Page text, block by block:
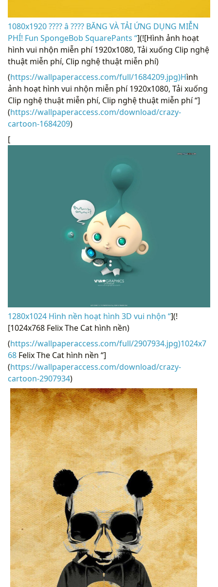
1080x1920 ???? â ???? BĂNG VÀ TẢI ỨNG DỤNG MIỄN
PHÍ! Fun SpongeBob SquarePants “](![Hình ảnh hoạt
hình vui nhộn miễn phí 1920x1080, Tải xuống Clip nghệ
thuật miễn phí, Clip nghệ thuật miễn phí)
(https://wallpaperaccess.com/full/1684209.jpg)Hình
ảnh hoạt hình vui nhộn miễn phí 1920x1080, Tải xuống
Clip nghệ thuật miễn phí, Clip nghệ thuật miễn phí “]
(https://wallpaperaccess.com/download/crazy-
cartoon-1684209)
[
1280x1024 Hình nền hoạt hình 3D vui nhộn “](!
[1024x768 Felix The Cat hình nền)
(https://wallpaperaccess.com/full/2907934.jpg)1024x7
68 Felix The Cat hình nền “]
(https://wallpaperaccess.com/download/crazy-
cartoon-2907934)